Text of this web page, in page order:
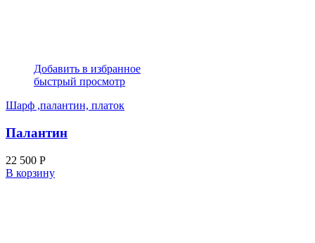
Добавить в избранное
быстрый просмотр
Шарф ,палантин, платок
Палантин
22 500 Р
В корзину